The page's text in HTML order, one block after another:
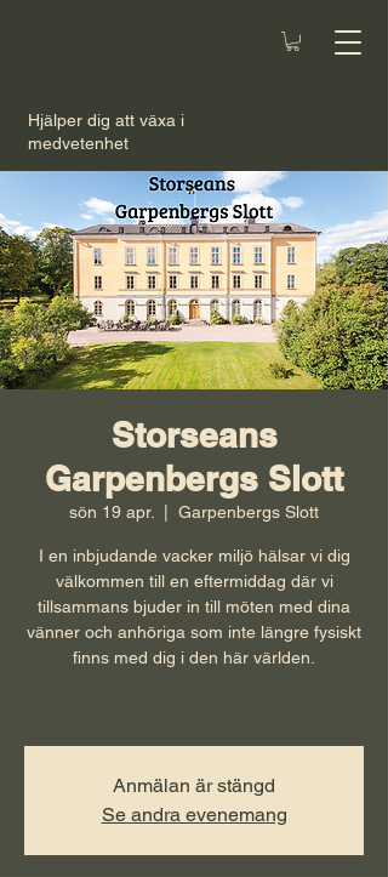
Hjälper dig att växa i
medvetenhet
Storseans
Garpenbergs Slott
sön 19 apr. Garpenbergs Slott
I en inbjudande vacker miljö hälsar vi dig
välkommen till en eftermiddag där vi
tillsammans bjuder in till möten med dina
vänner och anhöriga som inte längre fysiskt
finns med dig i den här världen.
Anmälan är stängd
Se andra evenemang